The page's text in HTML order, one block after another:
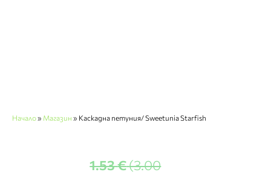
Начало» Магазин » Каскадна петуния/ Sweetunia Starfish
1.53€(3.00